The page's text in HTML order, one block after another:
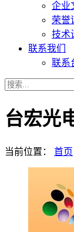
企业
荣誉
技术
联系我们
联系
台宏光
当前位置： 首页